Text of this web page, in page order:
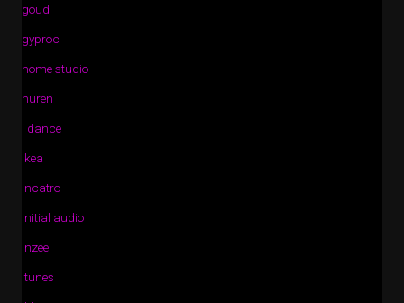
goud
gyproc
home studio
huren
i dance
ikea
incatro
initial audio
inzee
itunes